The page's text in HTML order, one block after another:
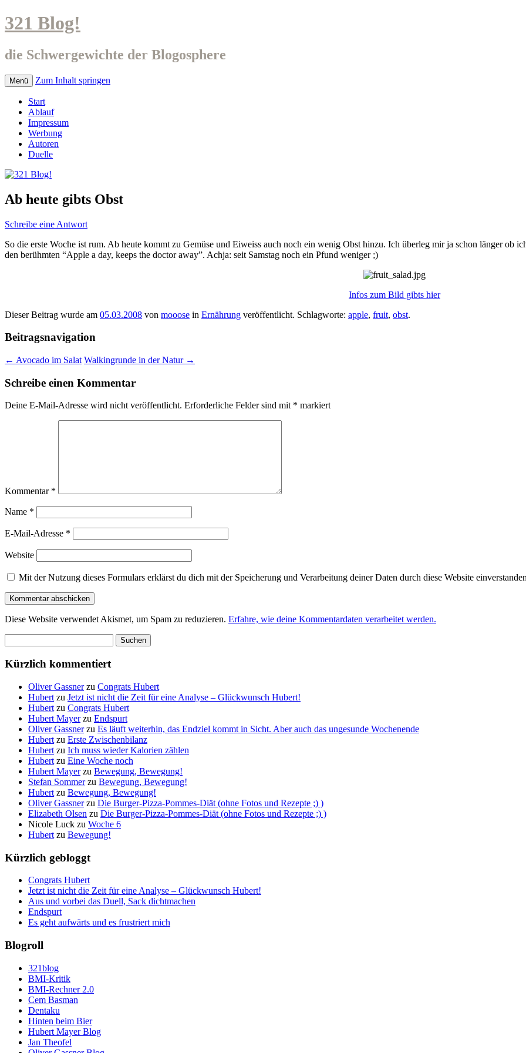
321 Blog!
die Schwergewichte der Blogosphere
Menü Zum Inhalt springen
Start
Ablauf
Impressum
Werbung
Autoren
Duelle
Ab heute gibts Obst
Schreibe eine Antwort
So die erste Woche ist rum. Ab heute kommt zu Gemüse und Eiweiss auch noch ein wenig Obst hinzu. Ich überleg mir ja schon länger ob
den berühmten “Apple a day, keeps the doctor away”. Achja: seit Samstag noch ein Pfund weniger ;)
Infos zum Bild gibts hier
Dieser Beitrag wurde am 05.03.2008 von mooose in Ernährung veröffentlicht. Schlagworte: apple, fruit, obst.
Beitragsnavigation
← Avocado im Salat Walkingrunde in der Natur →
Schreibe einen Kommentar
Deine E-Mail-Adresse wird nicht veröffentlicht. Erforderliche Felder sind mit * markiert
Kommentar *
Name *
E-Mail-Adresse *
Website
Mit der Nutzung dieses Formulars erklärst du dich mit der Speicherung und Verarbeitung deiner Daten durch diese Website
Diese Website verwendet Akismet, um Spam zu reduzieren. Erfahre, wie deine Kommentardaten verarbeitet werden.
nach:
Kürzlich kommentiert
Oliver Gassnerzu Congrats Hubert
Hubert zu Jetzt ist nicht die Zeit für eine Analyse – Glückwunsch Hubert!
Hubert zu Congrats Hubert
Hubert Mayerzu Endspurt
Oliver Gassnerzu Es läuft weiterhin, das Endziel kommt in Sicht. Aber auch das ungesunde Wochenende
Hubert zu Erste Zwischenbilanz
Hubert zu Ich muss wieder Kalorien zählen
Hubert zu Eine Woche noch
Hubert Mayerzu Bewegung, Bewegung!
Stefan Sommerzu Bewegung, Bewegung!
Hubert zu Bewegung, Bewegung!
Oliver Gassnerzu Die Burger-Pizza-Pommes-Diät (ohne Fotos und Rezepte ;) )
Elizabeth Olsen zu Die Burger-Pizza-Pommes-Diät (ohne Fotos und Rezepte ;) )
Nicole Luck zu Woche 6
Hubert zu Bewegung!
Kürzlich gebloggt
Congrats Hubert
Jetzt ist nicht die Zeit für eine Analyse – Glückwunsch Hubert!
Aus und vorbei das Duell, Sack dichtmachen
Endspurt
Es geht aufwärts und es frustriert mich
Blogroll
321blog
BMI-Kritik
BMI-Rechner 2.0
Cem Basman
Dentaku
Hinten beim Bier
Hubert Mayer Blog
Jan Theofel